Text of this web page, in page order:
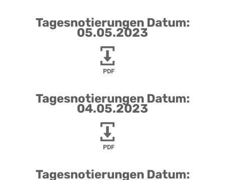
Tagesnotierungen Datum:
05.05.2023
PDF
Tagesnotierungen Datum:
04.05.2023
PDF
Tagesnotierungen Datum: